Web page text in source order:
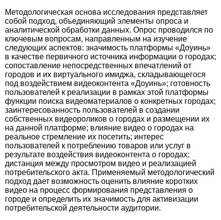
Методологическая основа исследования представляет
собой подход, объединяющий элементы опроса и
аналитической обработки данных. Опрос проводился по
ключевым вопросам, направленным на изу­чение
следующих аспектов: значимость платформы «Доуинь»
в качестве первичного источника информации о городах;
сопоставление непосредственных впечатлений от
городов и их виртуального имиджа, складывающегося
под воздействием видеоконтента «Доуинь»; готовность
пользователей к реализации в рамках этой платформы
функции поиска видеоматериалов о конкретных городах;
заинтересованность пользователей в создании
собственных видеороликов о городах и размещении их
на данной платформе; влияние видео о городах на
реальное стремление их посетить; интерес
пользователей к потреблению товаров или услуг в
результате воздействия видеоконтента о городах;
дистанция между просмотром видео и реализацией
потребительского акта. Применяемый методологический
подход дает возможность оценить влияние коротких
видео на процесс формирования представления о
городе и определить их значимость для активизации
потребительской деятельности аудитории.